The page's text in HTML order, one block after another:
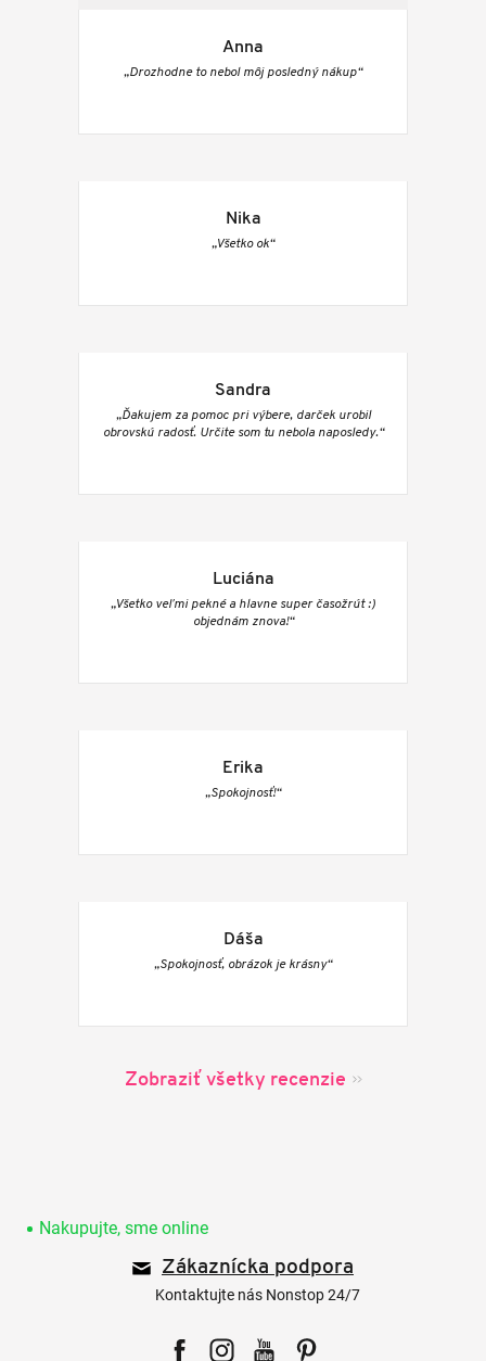
Anna
„Drozhodne to nebol môj posledný nákup“
Nika
„Všetko ok“
Sandra
„Ďakujem za pomoc pri výbere, darček urobil
obrovskú radosť. Určite som tu nebola naposledy.“
Luciána
„Všetko veľmi pekné a hlavne super časožrút :)
objednám znova!“
Erika
„Spokojnosť!“
Dáša
„Spokojnosť, obrázok je krásny“
Zobraziť všetky recenzie
Nakupujte, sme online
Zákaznícka podpora
Kontaktujte nás Nonstop 24/7